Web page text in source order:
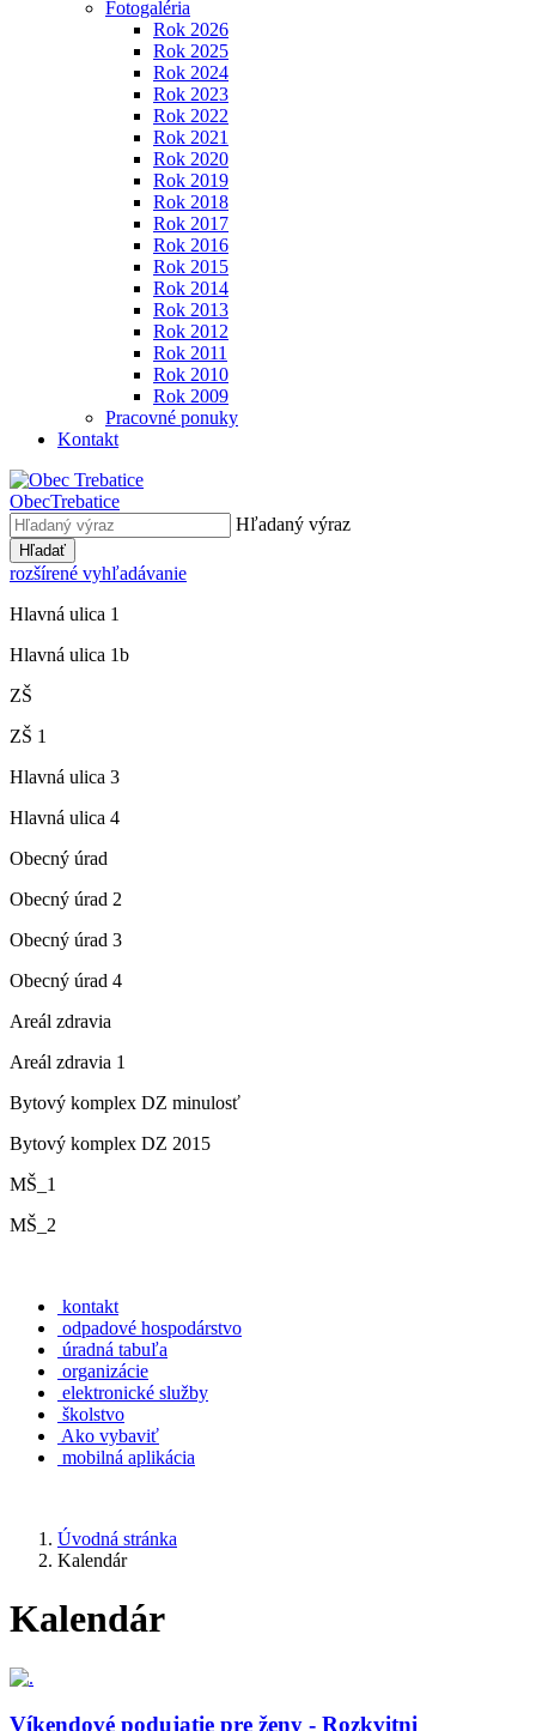
Fotogaléria
Rok 2026
Rok 2025
Rok 2024
Rok 2023
Rok 2022
Rok 2021
Rok 2020
Rok 2019
Rok 2018
Rok 2017
Rok 2016
Rok 2015
Rok 2014
Rok 2013
Rok 2012
Rok 2011
Rok 2010
Rok 2009
Pracovné ponuky
Kontakt
ObecTrebatice
Hľadaný výraz
Hľadať
rozšírené vyhľadávanie
Hlavná ulica 1
Hlavná ulica 1b
ZŠ
ZŠ 1
Hlavná ulica 3
Hlavná ulica 4
Obecný úrad
Obecný úrad 2
Obecný úrad 3
Obecný úrad 4
Areál zdravia
Areál zdravia 1
Bytový komplex DZ minulosť
Bytový komplex DZ 2015
MŠ_1
MŠ_2
kontakt
odpadové hospodárstvo
úradná tabuľa
organizácie
elektronické služby
školstvo
Ako vybaviť
mobilná aplikácia
Úvodná stránka
Kalendár
Kalendár
Víkendové podujatie pre ženy - Rozkvitni